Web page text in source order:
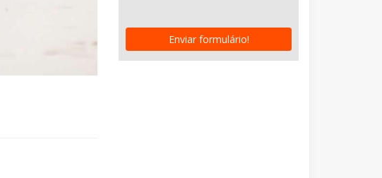
Enviar formulário!